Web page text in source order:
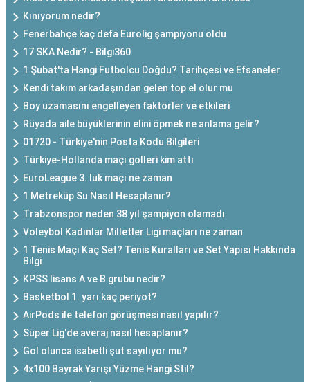
Kınıyorum nedir?
Fenerbahçe kaç defa Eurolig şampiyonu oldu
17 SKA Nedir? - Bilgi360
1 Şubat'ta Hangi Futbolcu Doğdu? Tarihçesi ve Efsaneler
Kendi takım arkadaşından gelen top el olur mu
Boy uzamasını engelleyen faktörler ve etkileri
Rüyada aile büyüklerinin elini öpmek ne anlama gelir?
01720 - Türkiye'nin Posta Kodu Bilgileri
Türkiye-Hollanda maçı golleri kim attı
EuroLeague 3. luk maçı ne zaman
1 Metreküp Su Nasıl Hesaplanır?
Trabzonspor neden 38 yıl şampiyon olamadı
Voleybol Kadınlar Milletler Ligi maçları ne zaman
1 Tenis Maçı Kaç Set? Tenis Kuralları ve Set Yapısı Hakkında
Bilgi
KPSS lisans A ve B grubu nedir?
Basketbol 1. yarı kaç periyot?
AirPods ile telefon görüşmesi nasıl yapılır?
Süper Lig'de averaj nasıl hesaplanır?
Gol olunca isabetli şut sayılıyor mu?
4x100 Bayrak Yarışı Yüzme Hangi Stil?